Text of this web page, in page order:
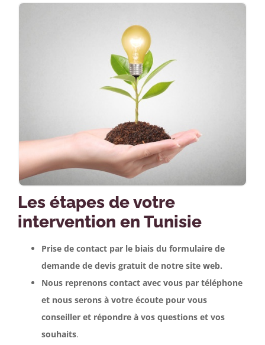
Les étapes de votre
intervention en Tunisie
Prise de contact par le biais du formulaire de
demande de devis gratuit de notre site web.
Nous reprenons contact avec vous par téléphone
et nous serons à votre écoute pour vous
conseiller et répondre à vos questions et vos
souhaits.